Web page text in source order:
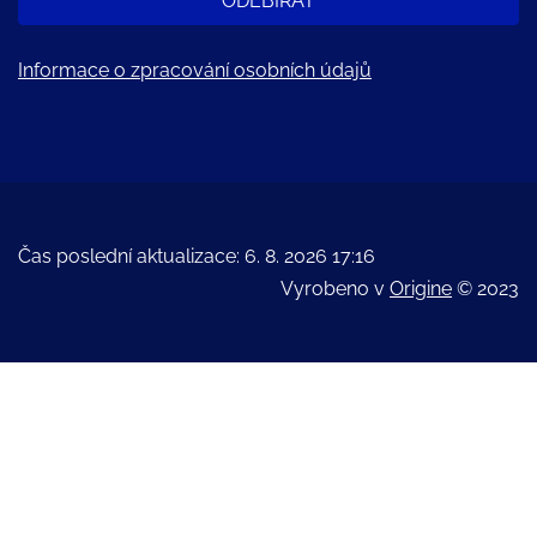
Informace o zpracování osobních údajů
Čas poslední aktualizace: 6. 8. 2026 17:16
Vyrobeno v Origine © 2023